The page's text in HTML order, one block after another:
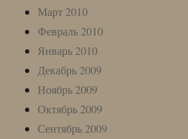
Март 2010
Февраль 2010
Январь 2010
Декабрь 2009
Ноябрь 2009
Октябрь 2009
Сентябрь 2009